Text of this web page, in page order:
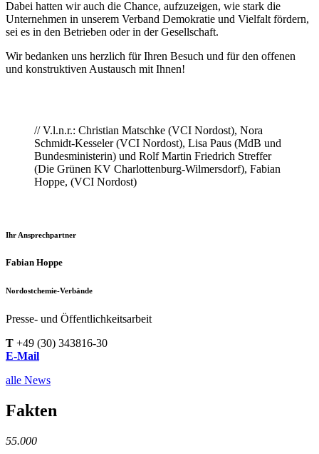
Dabei hatten wir auch die Chance, aufzuzeigen, wie stark die
Unternehmen in unserem Verband Demokratie und Vielfalt fördern,
sei es in den Betrieben oder in der Gesellschaft.
Wir bedanken uns herzlich für Ihren Besuch und für den offenen
und konstruktiven Austausch mit Ihnen!
// V.l.n.r.: Christian Matschke (VCI Nordost), Nora
Schmidt-Kesseler (VCI Nordost), Lisa Paus (MdB und
Bundesministerin) und Rolf Martin Friedrich Streffer
(Die Grünen KV Charlottenburg-Wilmersdorf), Fabian
Hoppe, (VCI Nordost)
Ihr Ansprechpartner
Fabian Hoppe
Nordostchemie-Verbände
Presse- und Öffentlichkeitsarbeit
T +49 (30) 343816-30
E-Mail
alle News
Fakten
55.000